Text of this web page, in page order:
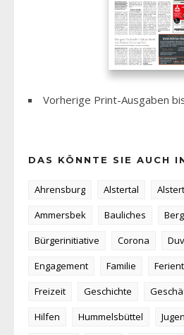
Vorherige Print-Ausgaben
DAS KÖNNTE SIE AUCH
Ahrensburg Alstertal
Ammersbek
Bauliches
Bürgerinitiative
Corona
Engagement
Familie
Freizeit
Geschichte
Hilfen
Hummelsbüttel